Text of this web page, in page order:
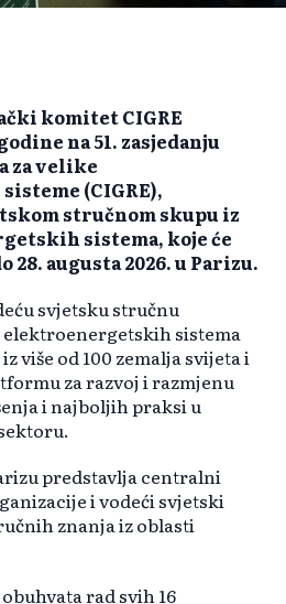
komitet CIGRE
na 51. zasjedanju
za velike
(CIGRE),
stručnom skupu iz
sistema, koje će
28. augusta 2026. u Parizu.
svjetsku stručnu
sistema
više od 100 zemalja svijeta i
za razvoj i razmjenu
i najboljih praksi u
predstavlja centralni
i vodeći svjetski
znanja iz oblasti
rad svih 16